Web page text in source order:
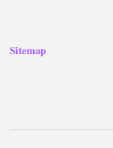
Sitemap